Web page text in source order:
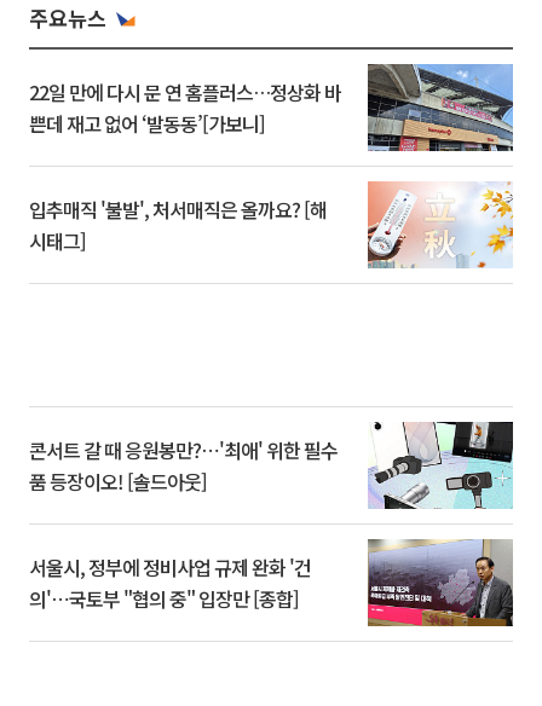
주요뉴스
22일 만에 다시 문 연 홈플러스…정상화 바
쁜데 재고 없어 ‘발동동’[가보니]
입추매직 '불발', 처서매직은 올까요? [해
시태그]
콘서트 갈 때 응원봉만?⋯'최애' 위한 필수
품 등장이오! [솔드아웃]
서울시, 정부에 정비사업 규제 완화 '건
의'⋯국토부 "협의 중" 입장만 [종합]